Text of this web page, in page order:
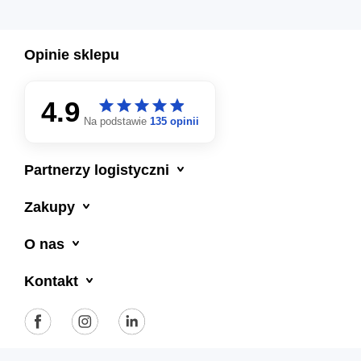
Opinie sklepu
4.9 starstarstarstarstar
starstarstarstarstar
Na podstawie 135 opinii
Partnerzy logistyczni
Zakupy
O nas
Kontakt